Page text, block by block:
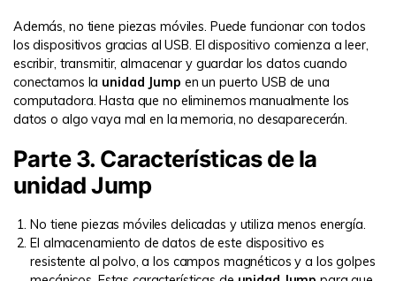
Además, no tiene piezas móviles. Puede funcionar con todos
los dispositivos gracias al USB. El dispositivo comienza a leer,
escribir, transmitir, almacenar y guardar los datos cuando
conectamos la unidad Jump en un puerto USB de una
computadora. Hasta que no eliminemos manualmente los
datos o algo vaya mal en la memoria, no desaparecerán.
Parte 3. Características de la
unidad Jump
No tiene piezas móviles delicadas y utiliza menos energía.
El almacenamiento de datos de este dispositivo es
resistente al polvo, a los campos magnéticos y a los golpes